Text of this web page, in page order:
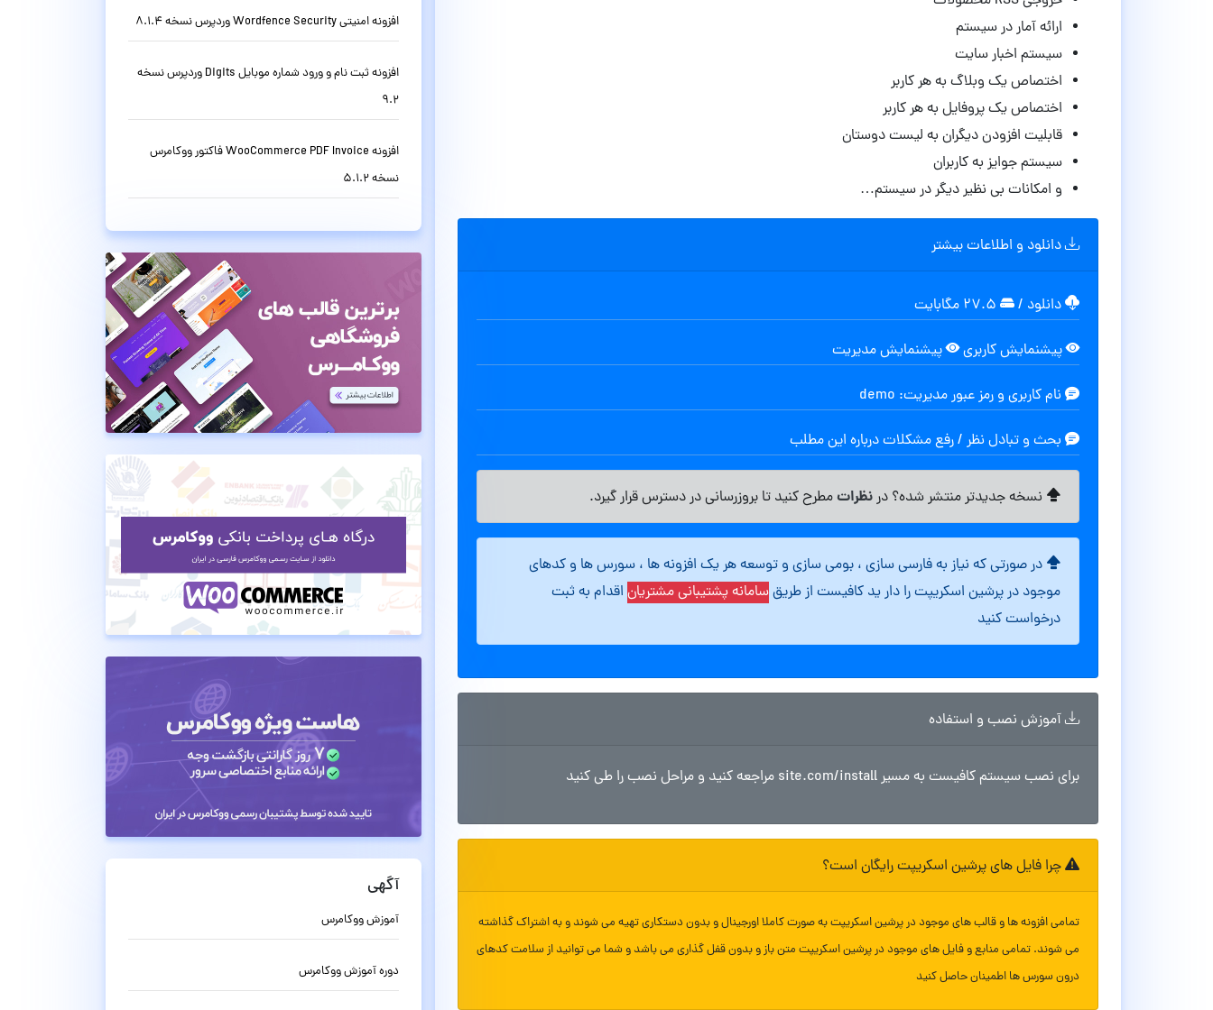
ارائه آمار در سیستم
سیستم اخبار سایت
اختصاص یک وبلاگ به هر کاربر
اختصاص یک پروفایل به هر کاربر
قابلیت افزودن دیگران به لیست دوستان
سیستم جوایز به کاربران
و امکانات بی نظیر دیگر در سیستم…
دانلود و اطلاعات بیشتر
دانلود /
پیشنمایش کاربری پیشنمایش مدیریت
نام کاربری و رمز عبور مدیریت: demo
بحث و تبادل نظر / رفع مشکلات درباره این مطلب
نسخه جدیدتر منتشر شده؟ درنظراتمطرح کنید تا بروزرسانی در دسترس قرار گیرد.
در صورتی که نیاز به فارسی سازی ، بومی سازی و توسعه هر یک افزونه ها ، سورس ها و کدهای
موجود در پرشین اسکریپت را دار ید کافیست از طریقسامانه پشتیبانی مشتریان اقدام به ثبت
درخواست کنید
آموزش نصب و استفاده
برای نصب سیستم کافیست به مسیر site.com/install مراجعه کنید و مراحل نصب را طی کنید
چرا فایل های پرشین اسکریپت رایگان است؟
تمامی افزونه ها و قالب های موجود در پرشین اسکریپت به صورت کاملا اورجینال و بدون دستکاری تهیه می شوند و به اشتراک گذاشته
می شوند. تمامی منابع و فایل های موجود در پرشین اسکریپت متن باز و بدون قفل گذاری می باشد و شما می توانید از سلامت کدهای
درون سورس ها اطمینان حاصل کنید
افزونه امنیتی Wordfence Security وردپرس نسخه 8.1.4
افزونه ثبت نام و ورود شماره موبایل Digits وردپرس نسخه
9.2
افزونه WooCommerce PDF Invoice فاکتور ووکامرس
نسخه 5.1.2
آگهی
آموزش ووکامرس
دوره آموزش ووکامرس